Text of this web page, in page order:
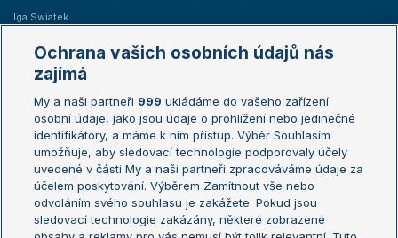
Iga Swiatek
Žebříčky
Žebříček ATP (muži)
Žebříček WTA (ženy)
Sázkařský žebříček
Australian Open
French Open
Wimbledon
US Open
Turnaj mistrů
Turnaj mistryň
Ochrana vašich osobních údajů nás
zajímá
My a naši partneři 999 ukládáme do vašeho zařízení
osobní údaje, jako jsou údaje o prohlížení nebo jedinečné
identifikátory, a máme k nim přístup. Výběr Souhlasím
umožňuje, aby sledovací technologie podporovaly účely
uvedené v části My a naši partneři zpracováváme údaje za
účelem poskytování. Výběrem Zamítnout vše nebo
odvoláním svého souhlasu je zakážete. Pokud jsou
sledovací technologie zakázány, některé zobrazené